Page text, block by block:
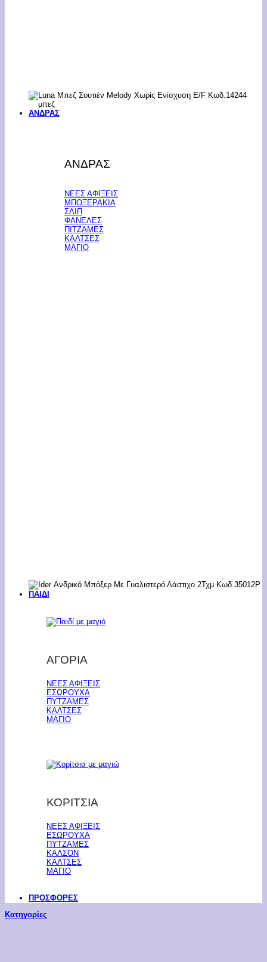
ΑΝΔΡΑΣ
ΑΝΔΡΑΣ
ΝΕΕΣ ΑΦΙΞΕΙΣ
ΜΠΟΞΕΡΑΚΙΑ
ΣΛΙΠ
ΦΑΝΕΛΕΣ
ΠΙΤΖΑΜΕΣ
ΚΑΛΤΣΕΣ
ΜΑΓΙΟ
ΠΑΙΔΙ
ΑΓΟΡΙΑ
ΝΕΕΣ ΑΦΙΞΕΙΣ
ΕΣΩΡΟΥΧΑ
ΠΥΤΖΑΜΕΣ
ΚΑΛΤΣΕΣ
ΜΑΓΙΟ
ΚΟΡΙΤΣΙΑ
ΝΕΕΣ ΑΦΙΞΕΙΣ
ΕΣΩΡΟΥΧΑ
ΠΥΤΖΑΜΕΣ
ΚΑΛΣΟΝ
ΚΑΛΤΣΕΣ
ΜΑΓΙΟ
ΠΡΟΣΦΟΡΕΣ
Κατηγορίες